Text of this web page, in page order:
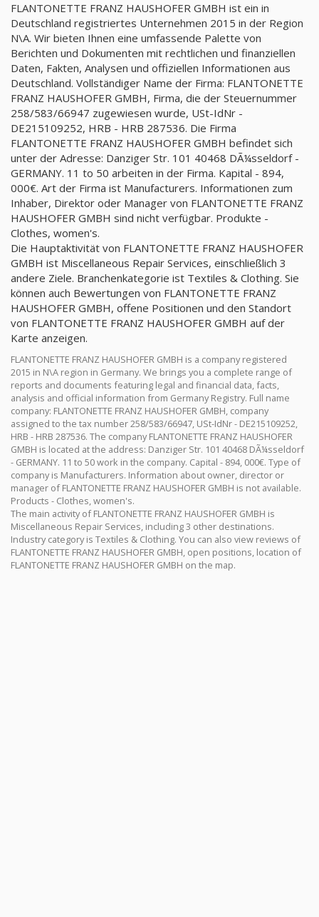
FLANTONETTE FRANZ HAUSHOFER GMBH ist ein in
Deutschland registriertes Unternehmen 2015 in der Region
N\A. Wir bieten Ihnen eine umfassende Palette von
Berichten und Dokumenten mit rechtlichen und finanziellen
Daten, Fakten, Analysen und offiziellen Informationen aus
Deutschland. Vollständiger Name der Firma: FLANTONETTE
FRANZ HAUSHOFER GMBH, Firma, die der Steuernummer
258/583/66947 zugewiesen wurde, USt-IdNr -
DE215109252, HRB - HRB 287536. Die Firma
FLANTONETTE FRANZ HAUSHOFER GMBH befindet sich
unter der Adresse: Danziger Str. 101 40468 DÃ¼sseldorf -
GERMANY. 11 to 50 arbeiten in der Firma. Kapital - 894,
000€. Art der Firma ist Manufacturers. Informationen zum
Inhaber, Direktor oder Manager von FLANTONETTE FRANZ
HAUSHOFER GMBH sind nicht verfügbar. Produkte -
Clothes, women's.
Die Hauptaktivität von FLANTONETTE FRANZ HAUSHOFER
GMBH ist Miscellaneous Repair Services, einschließlich 3
andere Ziele. Branchenkategorie ist Textiles & Clothing. Sie
können auch Bewertungen von FLANTONETTE FRANZ
HAUSHOFER GMBH, offene Positionen und den Standort
von FLANTONETTE FRANZ HAUSHOFER GMBH auf der
Karte anzeigen.
FLANTONETTE FRANZ HAUSHOFER GMBH is a company registered
2015 in N\A region in Germany. We brings you a complete range of
reports and documents featuring legal and financial data, facts,
analysis and official information from Germany Registry. Full name
company: FLANTONETTE FRANZ HAUSHOFER GMBH, company
assigned to the tax number 258/583/66947, USt-IdNr - DE215109252,
HRB - HRB 287536. The company FLANTONETTE FRANZ HAUSHOFER
GMBH is located at the address: Danziger Str. 101 40468 DÃ¼sseldorf
- GERMANY. 11 to 50 work in the company. Capital - 894, 000€. Type of
company is Manufacturers. Information about owner, director or
manager of FLANTONETTE FRANZ HAUSHOFER GMBH is not available.
Products - Clothes, women's.
The main activity of FLANTONETTE FRANZ HAUSHOFER GMBH is
Miscellaneous Repair Services, including 3 other destinations.
Industry category is Textiles & Clothing. You can also view reviews of
FLANTONETTE FRANZ HAUSHOFER GMBH, open positions, location of
FLANTONETTE FRANZ HAUSHOFER GMBH on the map.